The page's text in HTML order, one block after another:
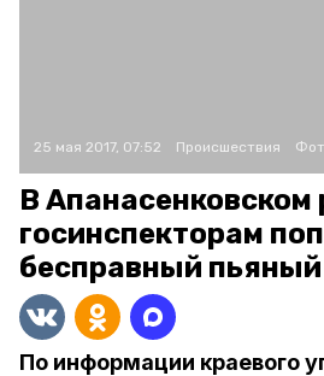
25 мая 2017, 07:52 Происшествия
В Апанасенковском
госинспекторам
бесправный
По информации краевого